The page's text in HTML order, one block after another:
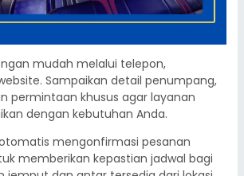
mudah melalui telepon,
Sampaikan detail penumpang,
permintaan khusus agar layanan
dengan kebutuhan Anda.
mengonfirmasi pesanan
memberikan kepastian jadwal bagi